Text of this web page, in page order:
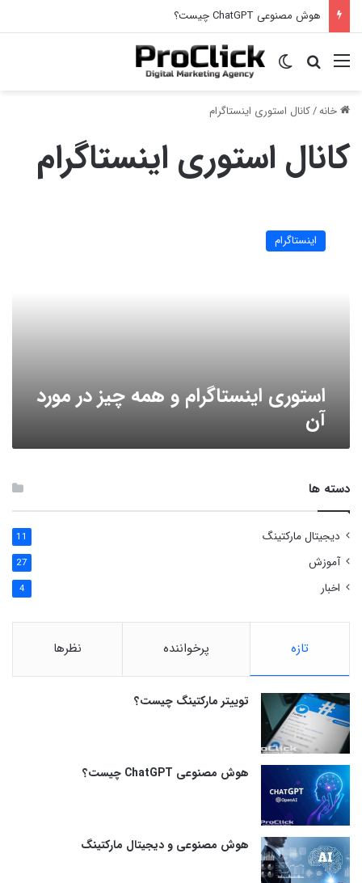
هوش مصنوعی ChatGPT چیست؟
منو جستجو برایتغییر پوسته
خانه/کانال استوری اینستاگرام
کانال استوری اینستاگرام
اینستاگرام
اینستاگرام
استوری اینستاگرام و همه چیز در مورد
آن
دسته ها
دیجیتال مارکتینگ 11
آموزش 27
اخبار 4
تازه پرخواننده نظرها
توییتر مارکتینگ چیست؟
هوش مصنوعی ChatGPT چیست؟
هوش مصنوعی و دیجیتال مارکتینگ